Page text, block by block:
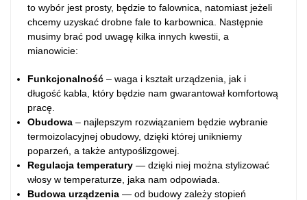
to wybór jest prosty, będzie to falownica, natomiast jeżeli
chcemy uzyskać drobne fale to karbownica. Następnie
musimy brać pod uwagę kilka innych kwestii, a
mianowicie:
Funkcjonalność – waga i kształt urządzenia, jak i
długość kabla, który będzie nam gwarantował komfortową
pracę.
Obudowa – najlepszym rozwiązaniem będzie wybranie
termoizolacyjnej obudowy, dzięki której unikniemy
poparzeń, a także antypoślizgowej.
Regulacja temperatury — dzięki niej można stylizować
włosy w temperaturze, jaka nam odpowiada.
Budowa urządzenia — od budowy zależy stopień